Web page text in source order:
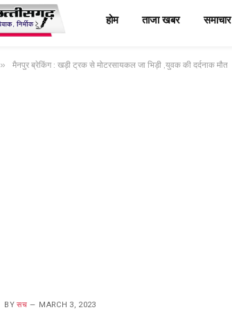
होम ताजा खबर समाचार
» मैनपुर ब्रेकिंग : खड़ी ट्रक से मोटरसायकल जा भिड़ी ,युवक की दर्दनाक मौत
BY सच MARCH 3, 2023